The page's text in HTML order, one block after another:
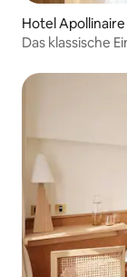
Hotel Apollinaire
Das klassische